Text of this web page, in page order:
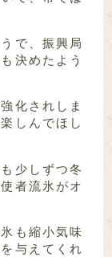
で、振興局
決めたよう
化されしま
しんでほし
少しずつ冬
者流氷がオ
も縮小気味
与えてくれ